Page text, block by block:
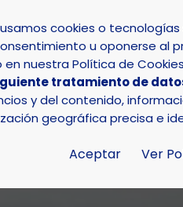
INICIO
cookies o
u oponerse
nuestra Política de
tratamiento de
y del contenido,
geográfica precisa e
Aceptar Ver
de Plantas Silvestres”